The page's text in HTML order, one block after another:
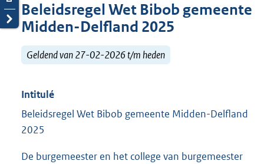
Beleidsregel Wet Bibob gemeente
Midden-Delfland 2025
Geldend van 27-02-2026 t/m heden
Intitulé
Beleidsregel Wet Bibob gemeente Midden-Delfland
2025
De burgemeester en het college van burgemeester